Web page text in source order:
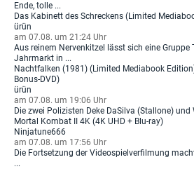
Ende, tolle ...
Das Kabinett des Schreckens (Limited
ürün
am 07.08. um 21:24 Uhr
Aus reinem Nervenkitzel lässt sich eine Gruppe
Jahrmarkt in ...
Nachtfalken (1981) (Limited Mediabook
Bonus-DVD)
ürün
am 07.08. um 19:06 Uhr
Die zwei Polizisten Deke DaSilva (Stallone) und
Mortal Kombat II 4K (4K UHD + Blu-ray)
Ninjatune666
am 07.08. um 17:56 Uhr
Die Fortsetzung der Videospielverfilmung
...